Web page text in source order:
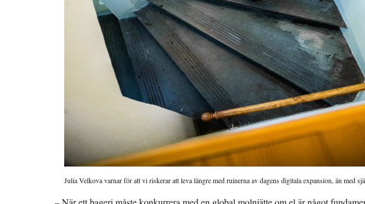
Julia Velkova varnar för att vi riskerar att leva längre med ruinerna av dagens digitala expansion, än med